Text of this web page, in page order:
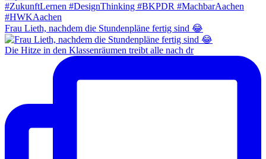
Frau Lieth, nachdem die Stundenpläne fertig sind 😂
Die Hitze in den Klassenräumen treibt alle nach dr